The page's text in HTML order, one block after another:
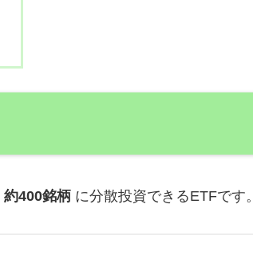
約400銘柄に分散投資できるETFです。